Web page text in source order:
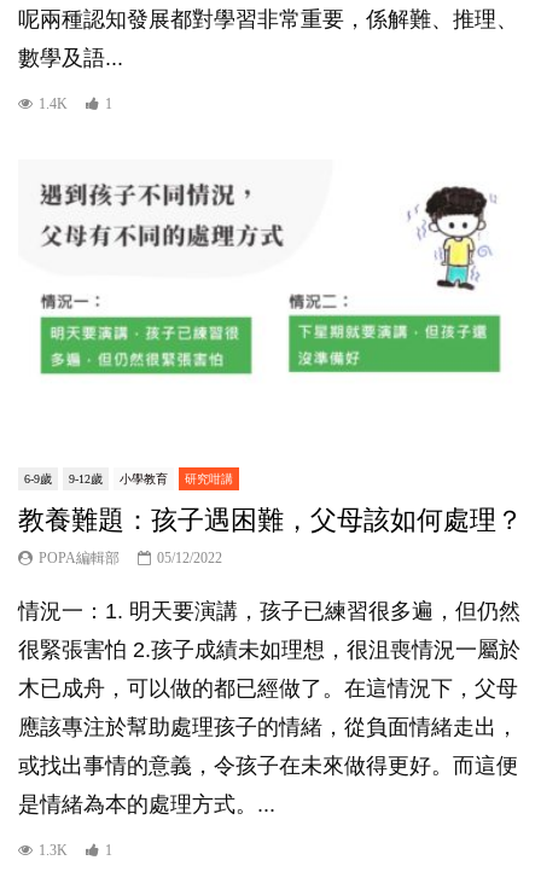
呢兩種認知發展都對學習非常重要，係解難、推理、
數學及語...
1.4K 1
6-9歲 9-12歲 小學教育 研究咁講
教養難題：孩子遇困難，父母該如何處理？
POPA編輯部 05/12/2022
情況一：1. 明天要演講，孩子已練習很多遍，但仍然
很緊張害怕 2.孩子成績未如理想，很沮喪情況一屬於
木已成舟，可以做的都已經做了。在這情況下，父母
應該專注於幫助處理孩子的情緒，從負面情緒走出，
或找出事情的意義，令孩子在未來做得更好。而這便
是情緒為本的處理方式。...
1.3K 1